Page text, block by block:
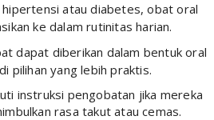
atau diabetes, obat oral
ke dalam rutinitas harian.
dapat diberikan dalam bentuk oral
pilihan yang lebih praktis.
instruksi pengobatan jika mereka
rasa takut atau cemas.